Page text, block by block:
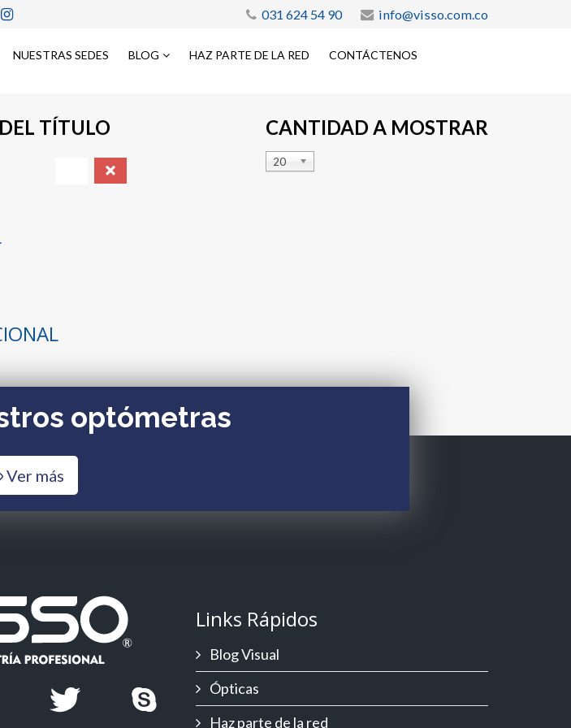
031 624 54 90 info@visso.com.co
NUESTRAS SEDES BLOG HAZ PARTE DE LA RED CONTÁCTENOS
TÍTULO CANTIDAD A MOSTRAR
20
optómetras
Ver más
Links Rápidos
Blog Visual
Ópticas
Haz parte de la red